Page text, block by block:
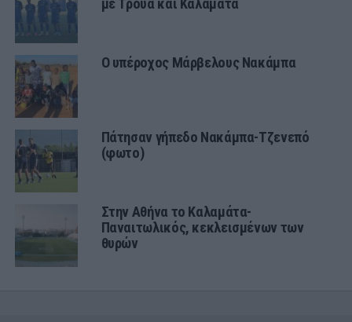
με Τρουά και Καλαμάτα
Ο υπέροχος Μάρβελους Νακάμπα
Πάτησαν γήπεδο Νακάμπα-Τζενεπό
(φωτο)
Στην Αθήνα το Καλαμάτα-
Παναιτωλικός, κεκλεισμένων των
θυρών